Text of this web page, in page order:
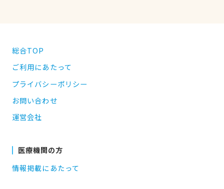
総合TOP
ご利用にあたって
プライバシーポリシー
お問い合わせ
運営会社
医療機関の方
情報掲載にあたって